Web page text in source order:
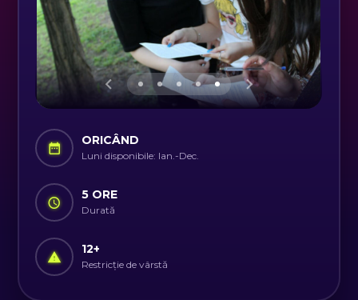
ORICÂND
Luni disponibile: Ian.-Dec.
5 ORE
Durată
12+
Restricție de vârstă